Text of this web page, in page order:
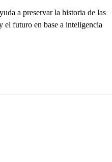
a preservar la historia de las
el futuro en base a inteligencia